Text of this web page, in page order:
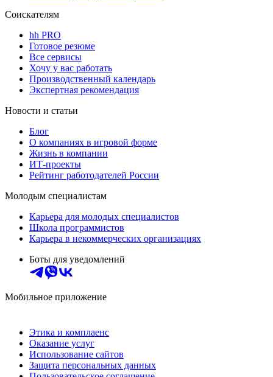
Соискателям
hh PRO
Готовое резюме
Все сервисы
Хочу у вас работать
Производственный календарь
Экспертная рекомендация
Новости и статьи
Блог
О компаниях в игровой форме
Жизнь в компании
ИТ-проекты
Рейтинг работодателей России
Молодым специалистам
Карьера для молодых специалистов
Школа программистов
Карьера в некоммерческих организациях
Боты для уведомлений
Мобильное приложение
Этика и комплаенс
Оказание услуг
Использование сайтов
Защита персональных данных